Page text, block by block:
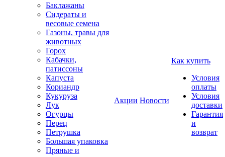
Баклажаны
Сидераты и
весовые семена
Газоны, травы для
животных
Горох
Кабачки,
патиссоны
Капуста
Кориандр
Кукуруза
Лук
Огурцы
Перец
Петрушка
Большая упаковка
Пряные и
Акции Новости
Как купить
Условия
оплаты
Условия
доставки
Гарантия
и
возврат